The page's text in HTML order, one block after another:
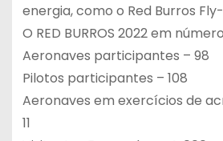
energia, como o Red Burros
O RED BURROS 2022 em
Aeronaves participantes – 98
Pilotos participantes – 108
Aeronaves em exercícios de
11